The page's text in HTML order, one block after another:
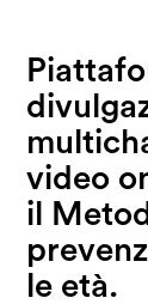
video
il
le età.